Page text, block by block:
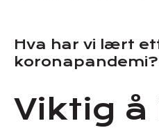
Hva har vi lært
koronapandemi?
Viktig å